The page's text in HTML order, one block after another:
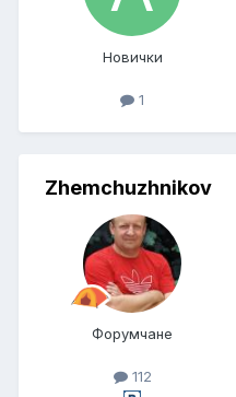
Новички
1
Zhemchuzhnikov
Форумчане
112